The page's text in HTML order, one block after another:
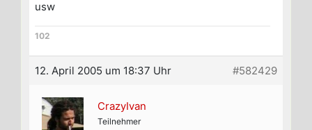
usw
102
12. April 2005 um 18:37 Uhr #582429
CrazyIvan
Teilnehmer